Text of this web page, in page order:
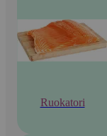
Ruokatori